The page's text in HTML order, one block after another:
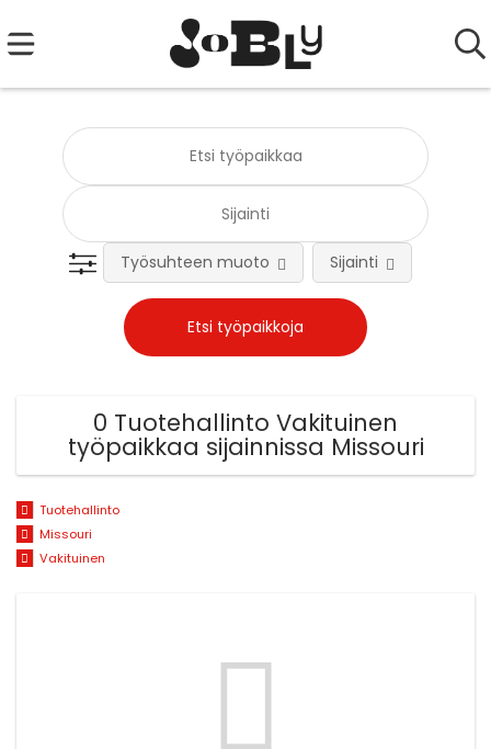
Työsuhteen muoto Sijainti
0 Tuotehallinto Vakituinen
työpaikkaa sijainnissa Missouri
Tuotehallinto
Missouri
Vakituinen